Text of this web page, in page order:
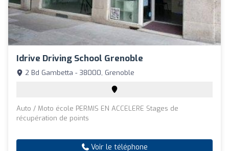
Idrive Driving School Grenoble
2 Bd Gambetta - 38000, Grenoble
Auto / Moto école PERMIS EN ACCELERE Stages de
récupération de points
Voir le téléphone